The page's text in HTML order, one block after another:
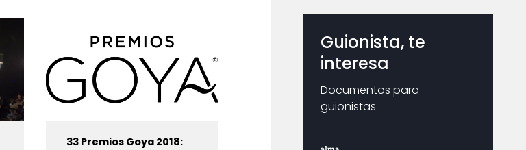
33 Premios Goya 2018:
Guionista, te
interesa
Documentos para
guionistas